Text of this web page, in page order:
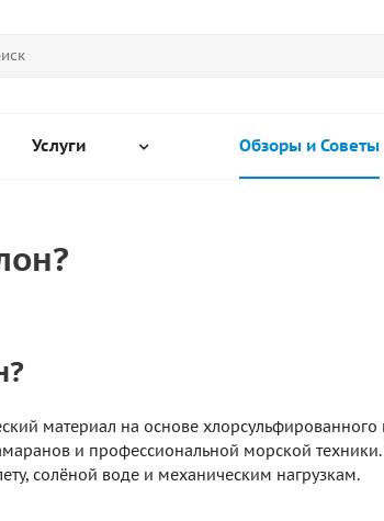
Услуги Обзоры и Советы
материал на основе
и профессиональной морской
солёной воде и механическим нагрузкам.